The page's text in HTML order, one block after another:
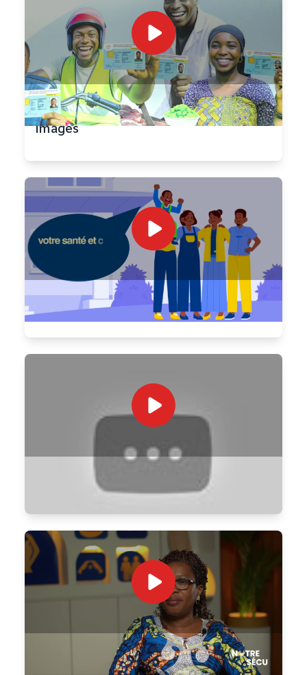
LANCEMENT AMU TNS - Retour en
images
SPOT AMU TNS
AMU TNS - Promesse Tenue
Notre Sécu #1 – Tout savoir sur l’AMU